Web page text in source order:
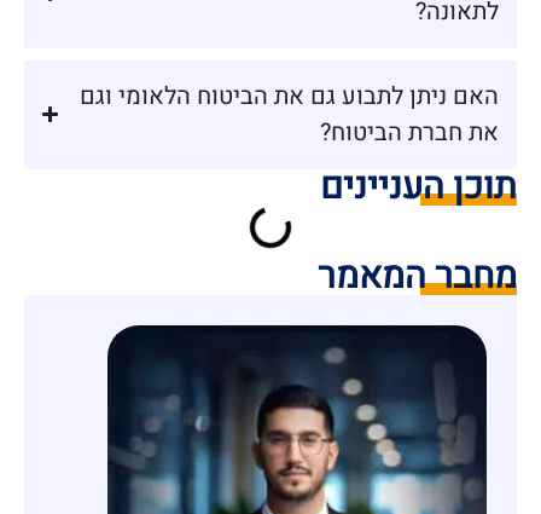
לתאונה?
האם ניתן לתבוע גם את הביטוח הלאומי וגם
את חברת הביטוח?
תוכן העניינים
מחבר המאמר